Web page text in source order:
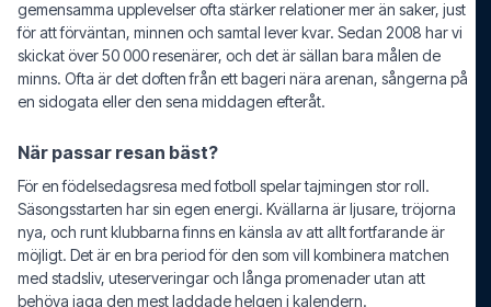
gemensamma upplevelser ofta stärker relationer mer än saker, just
för att förväntan, minnen och samtal lever kvar. Sedan 2008 har vi
skickat över 50 000 resenärer, och det är sällan bara målen de
minns. Ofta är det doften från ett bageri nära arenan, sångerna på
en sidogata eller den sena middagen efteråt.
När passar resan bäst?
För en födelsedagsresa med fotboll spelar tajmingen stor roll.
Säsongsstarten har sin egen energi. Kvällarna är ljusare, tröjorna
nya, och runt klubbarna finns en känsla av att allt fortfarande är
möjligt. Det är en bra period för den som vill kombinera matchen
med stadsliv, uteserveringar och långa promenader utan att
behöva jaga den mest laddade helgen i kalendern.